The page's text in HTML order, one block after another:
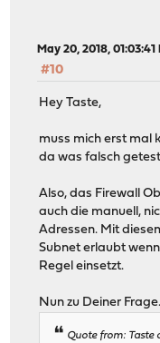
May 20, 2018, 01:03:41
#10
Hey Taste,
muss mich erst mal
da was falsch
Also, das Firewall
auch die manuell,
Adressen. Mit
Subnet erlaubt
Regel einsetzt.
Nun zu Deiner Frage.
Quote from: Taste